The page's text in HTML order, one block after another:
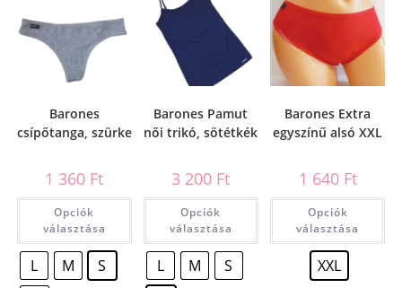
Barones
csípőtanga, szürke
1 360 Ft
Opciók
választása
L M
S
Barones Pamut
női trikó, sötétkék
3 200 Ft
Opciók
választása
L M
S
Barones Extra
egyszínű alsó XXL
1 640 Ft
Opciók
választása
XXL